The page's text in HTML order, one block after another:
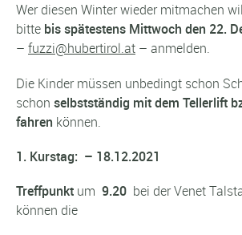
Wer diesen Winter wieder mitmachen
bitte bis spätestens Mittwoch den 22.
– fuzzi@hubertirol.at – anmelden.
Die Kinder müssen unbedingt schon
schon selbstständig mit dem Tellerlift
fahren können.
1. Kurstag: – 18.12.2021
Treffpunkt um 9.20 bei der Venet
können die